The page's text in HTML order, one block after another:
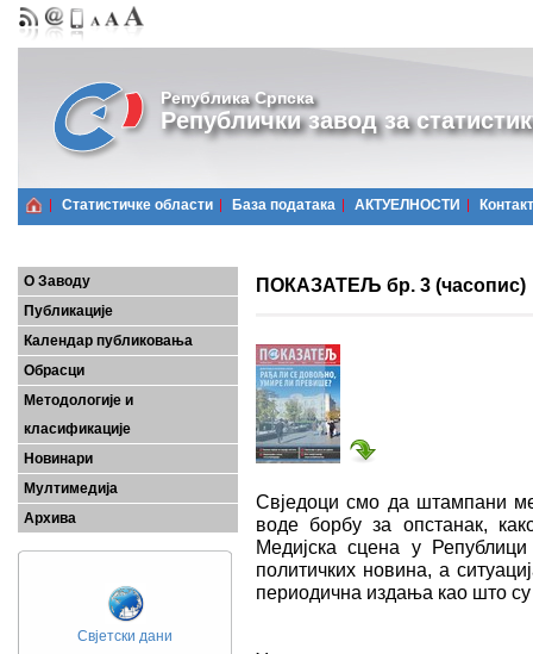
Република Српска
Републички завод за
Статистичке области Базa података АКТУЕЛНОСТИ Контакт
О Заводу
Публикације
Календар публиковања
Обрасци
Методологије и
класификације
Новинари
Мултимедија
Архива
Свјетски дани
ПОКАЗАТЕЉ бр. 3 (часопис)
Свједоци смо да штампани
воде борбу за опстанак,
Медијска сцена у
политичких новина, а
периодична издања као што